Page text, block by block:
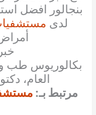
بنجالور افضل
لدى مستشفيات
بكالوريوس طب
العام،
مرتبط بـ: